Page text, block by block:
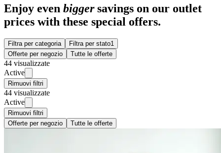
Enjoy even biggersavings on our outlet
prices with these special offers.
Filtra per categoria Filtra per stato1
Offerte per negozio
Tutte le offerte
44 visualizzate
Active
Rimuovi filtri
44 visualizzate
Active
Rimuovi filtri
Offerte per negozio
Tutte le offerte